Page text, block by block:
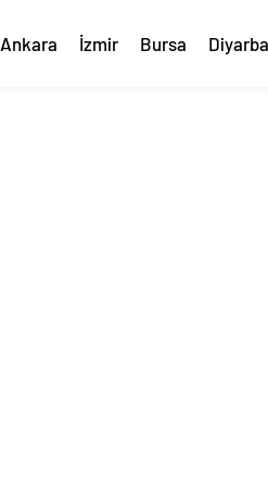
Ankara İzmir Bursa